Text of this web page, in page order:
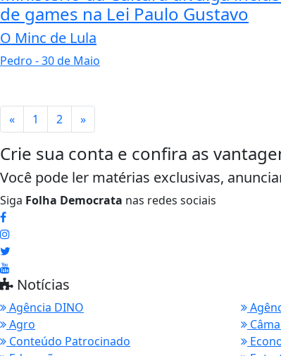
de games na Lei Paulo Gustavo
O Minc de Lula
Pedro - 30 de Maio
«
1 2 »
Crie sua conta e confira as
Você pode ler matérias exclusivas,
Siga Folha Democrata nas redes sociais
Notícias
Agência DINO
Agro
Conteúdo Patrocinado